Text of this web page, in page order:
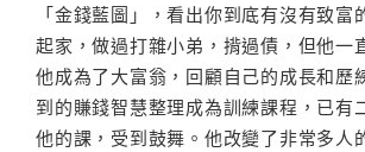
「金錢藍圖」，看出你到底有沒有致富
起家，做過打雜小弟，揹過債，但他一
他成為了大富翁，回顧自己的成長和歷
到的賺錢智慧整理成為訓練課程，已有
他的課，受到鼓舞。他改變了非常多人